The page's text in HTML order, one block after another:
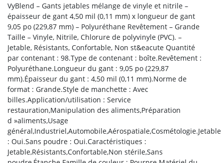
VyBlend – Gants jetables mélange de vinyle et nitrile –
épaisseur de gant 4,50 mil (0,11 mm) x longueur de gant
9,05 po (229,87 mm) – Polyuréthane Revêtement – Grande
Taille – Vinyle, Nitrile, Chlorure de polyvinyle (PVC). –
Jetable, Résistants, Confortable, Non st&eacute Quantité
par contenant : 98.Type de contenant : boîte.Revêtement :
Polyuréthane.Longueur du gant : 9,05 po (229,87
mm).Épaisseur du gant : 4,50 mil (0,11 mm).Norme de
format : Grande.Style de manchette : Avec
billes.Application/utilisation : Service
restauration,Manipulation des aliments,Préparation
d »aliments,Usage
général,Industriel,Automobile,Aérospatiale,Cosmétologie.Jetable
: Oui.Sans poudre : Oui.Caractéristiques :
Jetable,Résistants,Confortable,Non stérile,Sans